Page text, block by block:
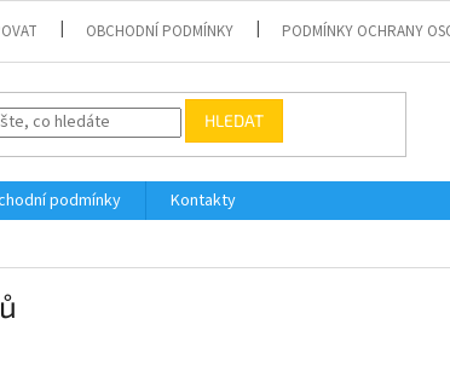
OBCHODNÍ PODMÍNKY PODMÍNKY OCHRANY
HLEDAT
podmínky
Kontakty